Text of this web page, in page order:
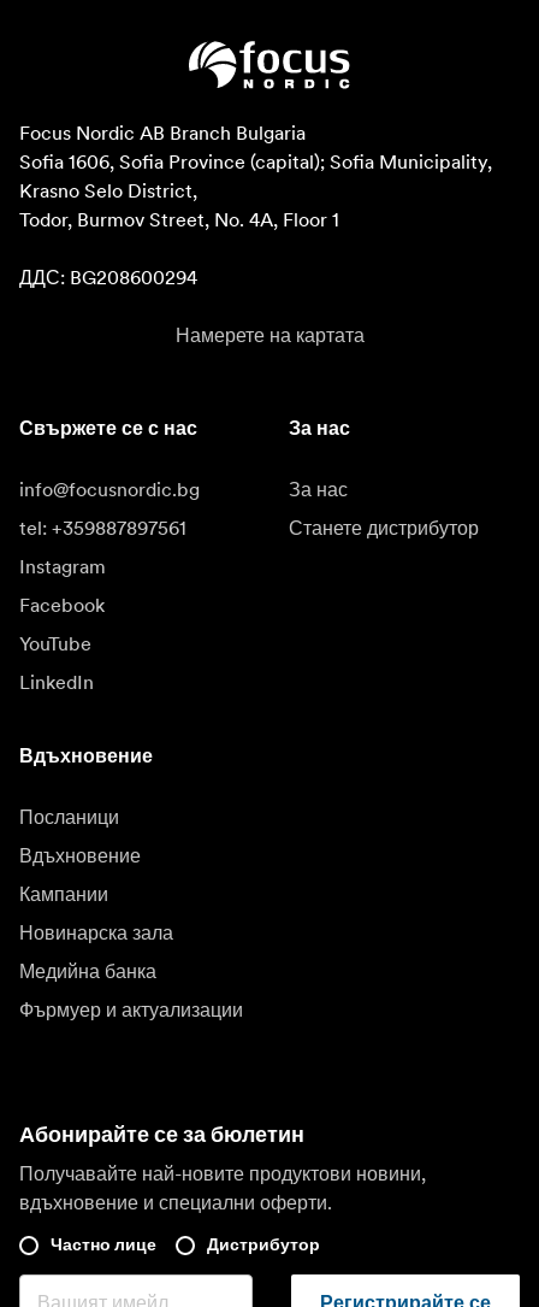
Focus Nordic AB Branch Bulgaria
Sofia 1606, Sofia Province (capital); Sofia Municipality,
Krasno Selo District,
Todor, Burmov Street, No. 4A, Floor 1
ДДС: BG208600294
Намерете на картата
Свържете се с нас
info@focusnordic.bg
tel: +359887897561
Instagram
Facebook
YouTube
LinkedIn
За нас
За нас
Станете дистрибутор
Вдъхновение
Посланици
Вдъхновение
Кампании
Новинарска зала
Медийна банка
Фърмуер и актуализации
Абонирайте се за бюлетин
Получавайте най-новите продуктови новини,
вдъхновение и специални оферти.
Частно лице Дистрибутор